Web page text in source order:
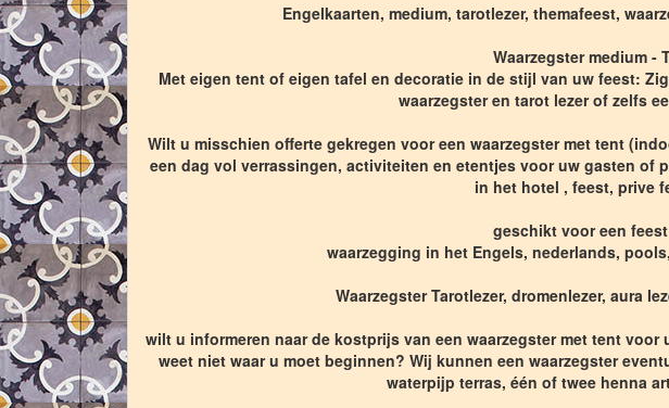
Engelkaarten, medium, tarotlezer, themafeest,
Waarzegster medium -
Met eigen tent of eigen tafel en decoratie in de stijl van uw feest:
waarzegster en tarot lezer of zelfs
Wilt u misschien offerte gekregen voor een waarzegster met tent
een dag vol verrassingen, activiteiten en etentjes voor uw gasten of
in het hotel , feest, prive
geschikt voor een
waarzegging in het Engels, nederlands,
Waarzegster Tarotlezer, dromenlezer, aura
wilt u informeren naar de kostprijs van een waarzegster met tent
weet niet waar u moet beginnen? Wij kunnen een waarzegster
waterpijp terras, één of twee henna